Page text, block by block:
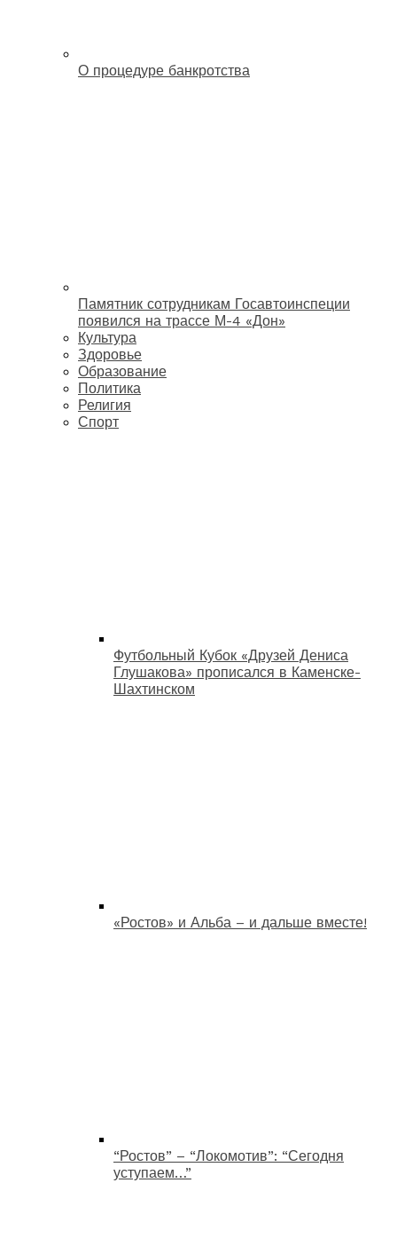
О процедуре банкротства
Памятник сотрудникам Госавтоинспеции
появился на трассе М-4 «Дон»
Культура
Здоровье
Образование
Политика
Религия
Спорт
Футбольный Кубок «Друзей Дениса
Глушакова» прописался в Каменске-
Шахтинском
«Ростов» и Альба – и дальше вместе!
“Ростов” – “Локомотив”: “Сегодня
уступаем…”